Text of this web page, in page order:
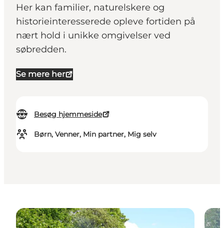
Her kan familier, naturelskere og
historieinteresserede opleve fortiden på
nært hold i unikke omgivelser ved
søbredden.
Se mere her
Besøg hjemmeside
Børn, Venner, Min partner, Mig selv